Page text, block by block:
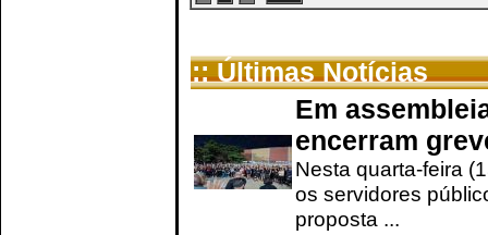
:: Últimas Notícias
Em
encerram
Nesta quarta-feira
os servidores
proposta ...